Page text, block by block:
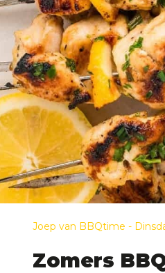
Joep van BBQtime -
Zomers